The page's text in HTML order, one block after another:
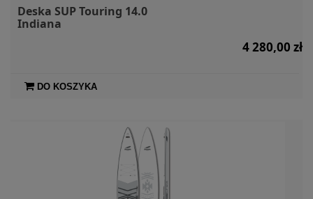
Deska SUP Touring 14.0
Indiana
4 280,00 zł
DO KOSZYKA